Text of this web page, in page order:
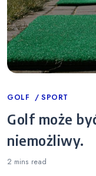
Categories
GOLF SPORT
Golf może
niemożliwy.
2 mins read